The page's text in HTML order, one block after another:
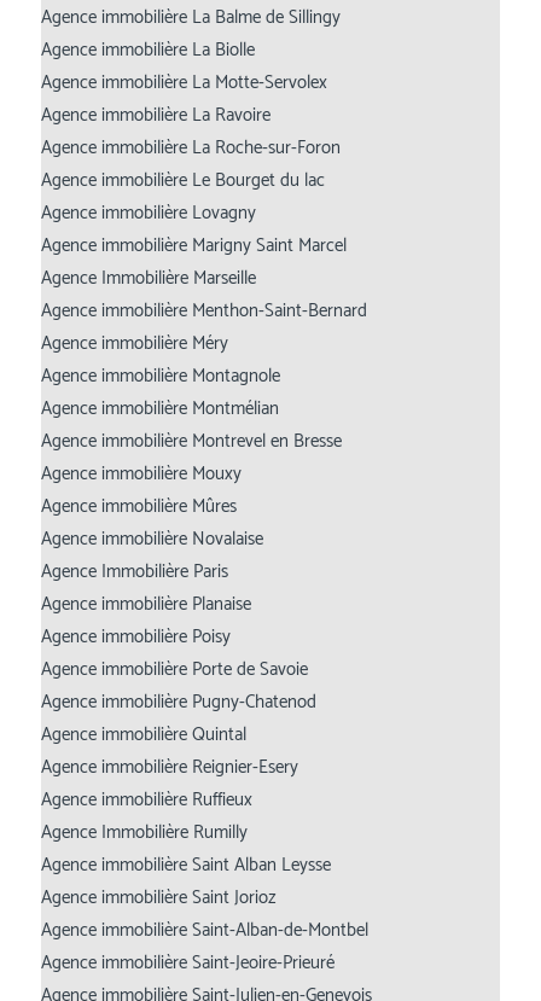
Agence immobilière La Balme de Sillingy
Agence immobilière La Biolle
Agence immobilière La Motte-Servolex
Agence immobilière La Ravoire
Agence immobilière La Roche-sur-Foron
Agence immobilière Le Bourget du lac
Agence immobilière Lovagny
Agence immobilière Marigny Saint Marcel
Agence Immobilière Marseille
Agence immobilière Menthon-Saint-Bernard
Agence immobilière Méry
Agence immobilière Montagnole
Agence immobilière Montmélian
Agence immobilière Montrevel en Bresse
Agence immobilière Mouxy
Agence immobilière Mûres
Agence immobilière Novalaise
Agence Immobilière Paris
Agence immobilière Planaise
Agence immobilière Poisy
Agence immobilière Porte de Savoie
Agence immobilière Pugny-Chatenod
Agence immobilière Quintal
Agence immobilière Reignier-Esery
Agence immobilière Ruffieux
Agence Immobilière Rumilly
Agence immobilière Saint Alban Leysse
Agence immobilière Saint Jorioz
Agence immobilière Saint-Alban-de-Montbel
Agence immobilière Saint-Jeoire-Prieuré